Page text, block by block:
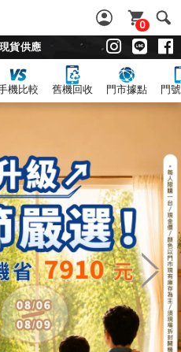
0
貨供應
機比較 舊機回收 門市據點 門